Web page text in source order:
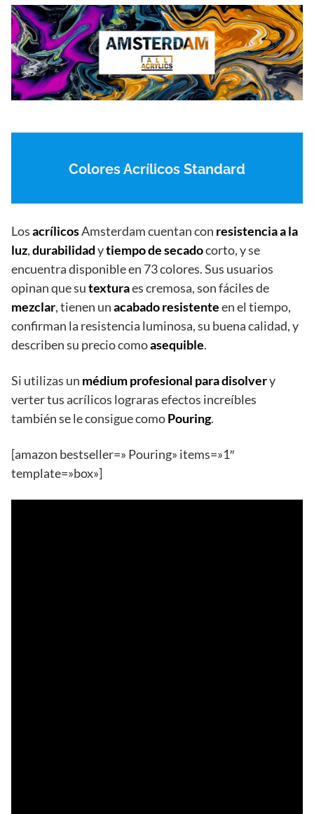
Colores Acrílicos Standard
LosacrílicosAmsterdam cuentan con resistencia a la
luz,durabilidadytiempo de secadocorto, y se
encuentra disponible en 73 colores. Sus usuarios
opinan que sutexturaes cremosa, son fáciles de
mezclar, tienen unacabado resistenteen el tiempo,
confirman la resistencia luminosa, su buena calidad, y
describen su precio comoasequible.
Si utilizas un médium profesional para disolvery
verter tus acrílicos lograras efectos increíbles
también se le consigue comoPouring.
[amazon bestseller=» Pouring» items=»1″
template=»box»]